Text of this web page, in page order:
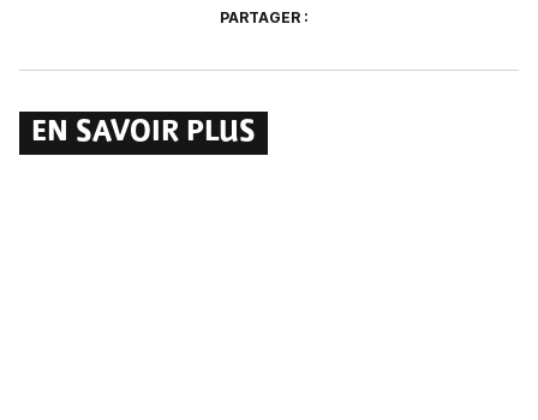
PARTAGER :
EN SAVOIR PLUS